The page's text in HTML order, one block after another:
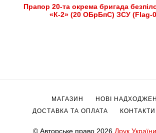
Прапор 20-та окрема бригада
«К-2» (20 ОБрБпС) ЗСУ (Flag-
© Авторське право 2026 Друк України
МАГАЗИН
НОВІ
ДОСТАВКА ТА ОПЛАТА
КОНТАКТИ